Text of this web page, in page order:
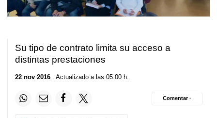
Su tipo de contrato limita su acceso a
distintas prestaciones
22 nov 2016 . Actualizado a las 05:00 h.
Comentar ·